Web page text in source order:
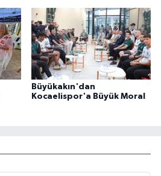
Büyükakın'dan
Kocaelispor'a Büyük Moral